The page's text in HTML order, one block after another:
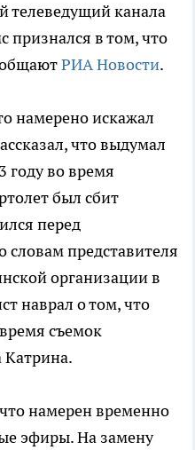
телеведущий канала
признался в том, что
РИА Новости.
намерено искажал
что выдумал
году во время
был сбит
перед
словам представителя
организации в
наврал о том, что
съемок
Катрина.
намерен временно
эфиры. На замену